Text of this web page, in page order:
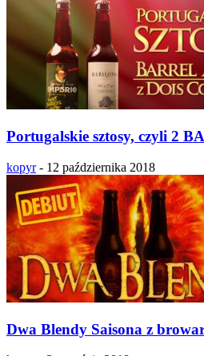
Portugalskie sztosy, czyli 2
kopyr - 12 października 2018
Dwa Blendy Saisona z